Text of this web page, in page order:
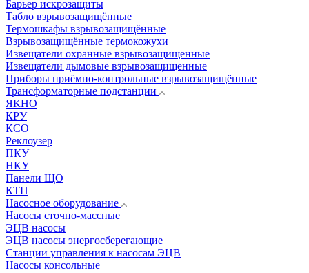
Барьер искрозащиты
Табло взрывозащищённые
Термошкафы взрывозащищённые
Взрывозащищённые термокожухи
Извещатели охранные взрывозащищенные
Извещатели дымовые взрывозащищенные
Приборы приёмно-контрольные взрывозащищённые
Трансформаторные подстанции
ЯКНО
КРУ
КСО
Реклоузер
ПКУ
НКУ
Панели ЩО
КТП
Насосное оборудование
Насосы сточно-массные
ЭЦВ насосы
ЭЦВ насосы энергосберегающие
Станции управления к насосам ЭЦВ
Насосы консольные